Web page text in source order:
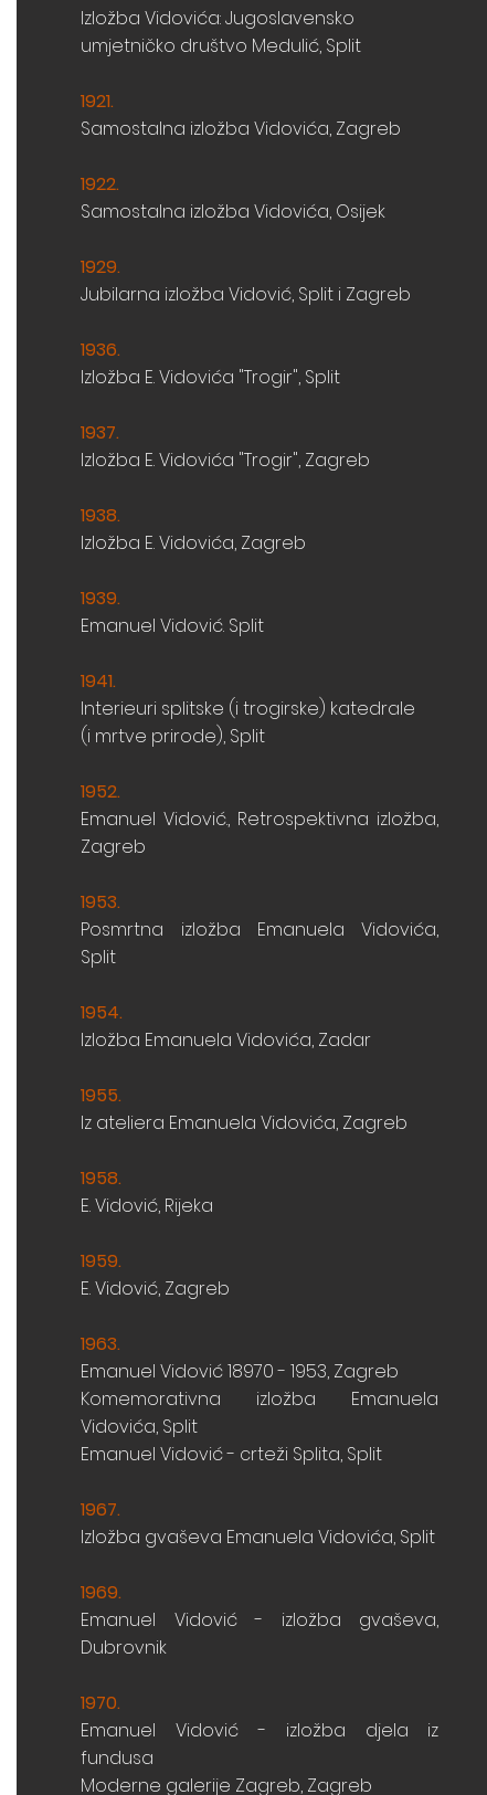
Izložba Vidovića: Jugoslavensko
umjetničko društvo Medulić, Split
1921.
Samostalna izložba Vidovića, Zagreb
1922.
Samostalna izložba Vidovića, Osijek
1929.
Jubilarna izložba Vidović, Split i Zagreb
1936.
Izložba E. Vidovića "Trogir", Split
1937.
Izložba E. Vidovića "Trogir", Zagreb
1938.
Izložba E. Vidovića, Zagreb
1939.
Emanuel Vidović. Split
1941.
Interieuri splitske (i trogirske) katedrale
(i mrtve prirode), Split
1952.
Emanuel Vidović., Retrospektivna izložba,
Zagreb
1953.
Posmrtna izložba Emanuela Vidovića,
Split
1954.
Izložba Emanuela Vidovića, Zadar
1955.
Iz ateliera Emanuela Vidovića, Zagreb
1958.
E. Vidović, Rijeka
1959.
E. Vidović, Zagreb
1963.
Emanuel Vidović 18970 - 1953, Zagreb
Komemorativna izložba Emanuela
Vidovića, Split
Emanuel Vidović - crteži Splita, Split
1967.
Izložba gvaševa Emanuela Vidovića, Split
1969.
Emanuel Vidović - izložba gvaševa,
Dubrovnik
1970.
Emanuel Vidović - izložba djela iz
fundusa
Moderne galerije Zagreb, Zagreb